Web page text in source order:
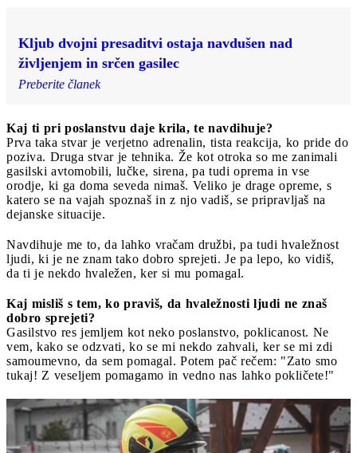
Kljub dvojni presaditvi ostaja navdušen nad
življenjem in srčen gasilec
Preberite članek
Kaj ti pri poslanstvu daje krila, te navdihuje?
Prva taka stvar je verjetno adrenalin, tista reakcija, ko pride do
poziva. Druga stvar je tehnika. Že kot otroka so me zanimali
gasilski avtomobili, lučke, sirena, pa tudi oprema in vse
orodje, ki ga doma seveda nimaš. Veliko je drage opreme, s
katero se na vajah spoznaš in z njo vadiš, se pripravljaš na
dejanske situacije.
Navdihuje me to, da lahko vračam družbi, pa tudi hvaležnost
ljudi, ki je ne znam tako dobro sprejeti. Je pa lepo, ko vidiš,
da ti je nekdo hvaležen, ker si mu pomagal.
Kaj misliš s tem, ko praviš, da hvaležnosti ljudi ne znaš
dobro sprejeti?
Gasilstvo res jemljem kot neko poslanstvo, poklicanost. Ne
vem, kako se odzvati, ko se mi nekdo zahvali, ker se mi zdi
samoumevno, da sem pomagal. Potem pač rečem: "Zato smo
tukaj! Z veseljem pomagamo in vedno nas lahko pokličete!"